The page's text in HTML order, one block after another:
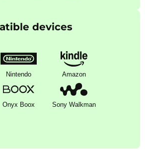
devices
Nintendo Amazon
Onyx Boox Sony Walkman